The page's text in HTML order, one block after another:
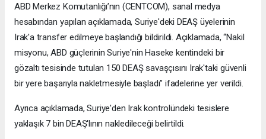
ABD Merkez Komutanlığı’nın (CENTCOM), sanal medya
hesabından yapılan açıklamada, Suriye'deki DEAŞ üyelerinin
Irak'a transfer edilmeye başlandığı bildirildi. Açıklamada, “Nakil
misyonu, ABD güçlerinin Suriye'nin Haseke kentindeki bir
gözaltı tesisinde tutulan 150 DEAŞ savaşçısını Irak'taki güvenli
bir yere başarıyla nakletmesiyle başladı” ifadelerine yer verildi.
Ayrıca açıklamada, Suriye'den Irak kontrolündeki tesislere
yaklaşık 7 bin DEAŞ'lının nakledileceği belirtildi.